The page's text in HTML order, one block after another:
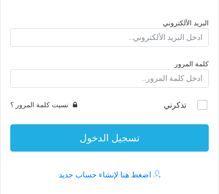
البريد الألكتروني
كلمة المرور
تذكرني نسيت كلمة المرور ؟
تسجيل الدخول
اضغط هنا لإنشاء حساب جديد